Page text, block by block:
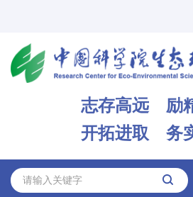
志存高远 励
开拓进取 务